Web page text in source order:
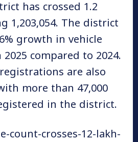
has crossed 1.2
1,203,054. The district
growth in vehicle
compared to 2024.
are also
more than 47,000
in the district.
count-crosses-12-lakh-